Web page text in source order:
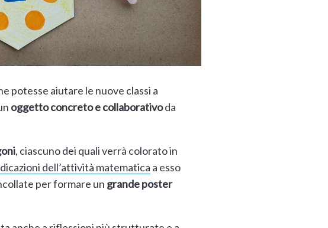
potesse aiutare le nuove classi a
oggetto concreto e collaborativoda
, ciascuno dei quali verrà colorato in
dell’attività matematica a esso
per formare un grande poster